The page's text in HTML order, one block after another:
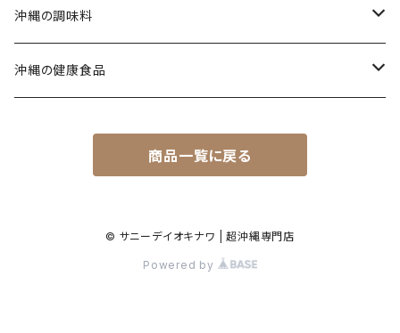
タコライス
コンビーフ
ミックスセット
てびちそば
ミックスそば
黒糖(その他)
シークヮーサー
ウコン茶
沖縄の調味料
唐辛子
沖縄の健康食品
春ウコン + 紫ウコン
商品一覧に戻る
© サニーデイオキナワ | 超沖縄専門店
Powered by